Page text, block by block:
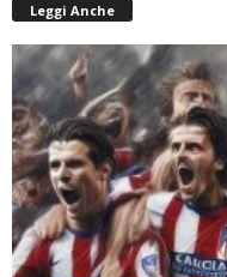
Leggi Anche